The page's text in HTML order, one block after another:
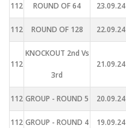
112 ROUND OF 64 23.09.24
112 ROUND OF 128 22.09.24
112
KNOCKOUT 2nd Vs
3rd
21.09.24
112 GROUP - ROUND 5 20.09.24
112 GROUP - ROUND 4 19.09.24